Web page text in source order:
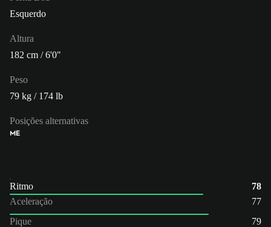
Esquerdo
Altura
182 cm / 6'0"
Peso
79 kg / 174 lb
Posições alternativas
ME
Ritmo
78
Aceleração
77
Pique
79